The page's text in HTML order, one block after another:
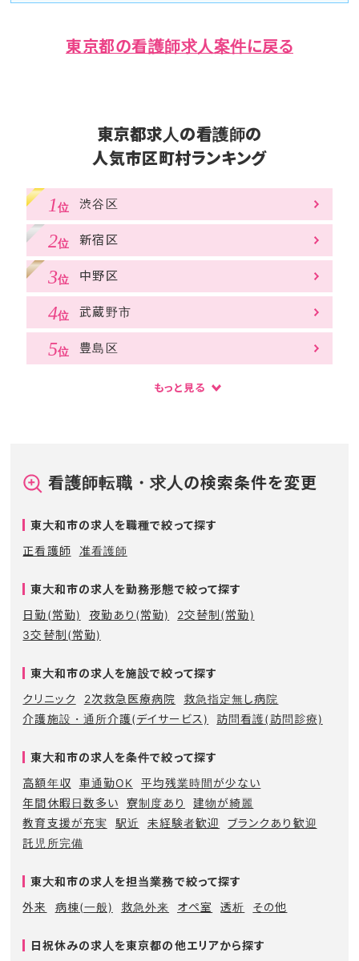
東京都の看護師求人案件に戻る
東京都求人の看護師の
人気市区町村ランキング
渋谷区
新宿区
中野区
武蔵野市
豊島区
もっと見る
看護師転職・求人の検索条件を変更
東大和市の求人を職種で絞って探す
正看護師
准看護師
東大和市の求人を勤務形態で絞って探す
日勤(常勤)
夜勤あり(常勤)
2交替制(常勤)
3交替制(常勤)
東大和市の求人を施設で絞って探す
クリニック
2次救急医療病院
救急指定無し病院
介護施設・通所介護(デイサービス)
訪問看護(訪問診療)
東大和市の求人を条件で絞って探す
高額年収
車通勤OK
平均残業時間が少ない
年間休暇日数多い
寮制度あり
建物が綺麗
教育支援が充実
駅近 未経験者歓迎
ブランクあり歓迎
託児所完備
東大和市の求人を担当業務で絞って探す
外来
病棟(一般) 救急外来 オペ室 透析 その他
日祝休みの求人を東京都の他エリアから探す